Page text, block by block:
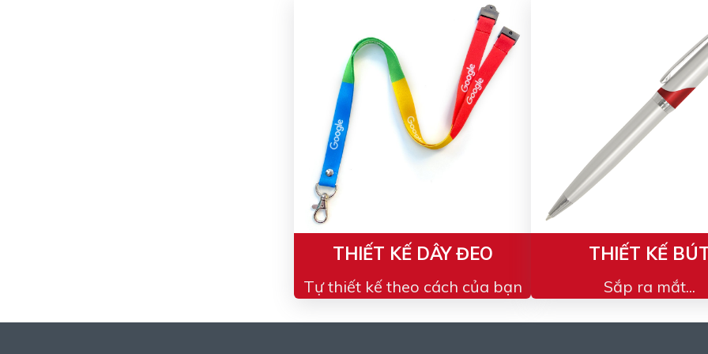
THIẾT KẾ DÂY ĐEO
Tự thiết kế theo cách của bạn
THIẾT KẾ
Sắp ra mắt...